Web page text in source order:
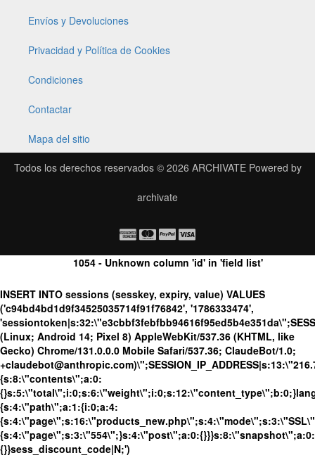
Envíos y Devoluciones
Privacidad y Política de Cookies
Condiciones
Contactar
Mapa del sitio
Todos los derechos reservados © 2026 ARCHIVATEPowered by
archivate
1054 - Unknown column 'id' in 'field list'
INSERT INTO sessions (sesskey, expiry, value) VALUES
('c94bd4bd1d9f34525035714f91f76842', '1786333474',
(Linux; Android 14; Pixel 8) AppleWebKit/537.36 (KHTML, like
Gecko) Chrome/131.0.0.0 Mobile Safari/537.36; ClaudeBot/1.0;
{s:8:\"contents\";a:0:
{s:4:\"path\";a:1:{i:0;a:4:
{s:4:\"page\";s:3:\"554\";}s:4:\"post\";a:0:{}}}s:8:\"snapshot\";a:0:
{}}sess_discount_code|N;')